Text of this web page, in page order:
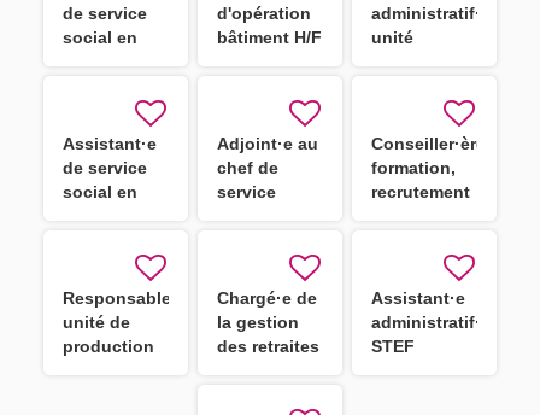
de service
social en
d'opération
bâtiment H/F
administratif·ve
unité
Assistant·e
de service
social en
Adjoint·e au
chef de
service
financière et
comptable
H/F
Conseiller·ère
formation,
recrutement
assistants
familiaux
H/F
Responsable
unité de
production
Chargé·e de
la gestion
des retraites
Assistant·e
administratif·ve
STEF